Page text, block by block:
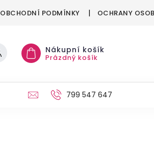
OBCHODNÍ PODMÍNKY OCHRANY
Nákupní košík
Prázdný košík
VÁNOCE799 547 647